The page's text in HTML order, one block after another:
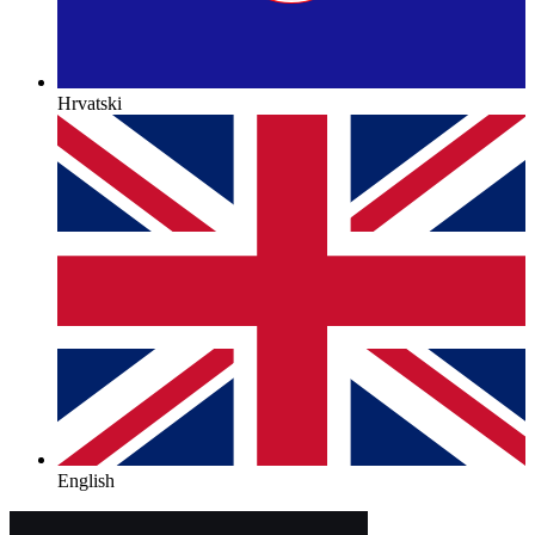
Hrvatski
English